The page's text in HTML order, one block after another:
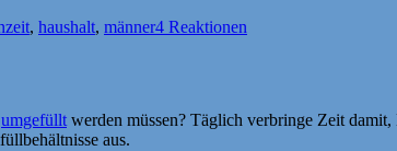
, haushalt, männer4 Reaktionen
umgefüllt werden müssen? Täglich verbringe Zeit
aus.